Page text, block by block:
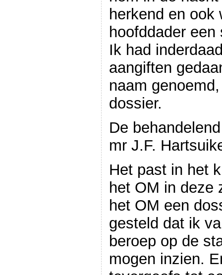
herkend en ook
hoofddader
Ik had
aangiften
naam
dossier.
De
mr J.F.
Het past in het
het OM in deze
het OM een
gesteld dat ik
beroep op de
mogen inzien.